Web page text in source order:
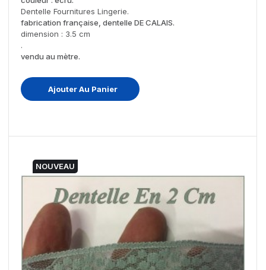
Dentelle Fournitures Lingerie.
fabrication française, dentelle DE CALAIS.
dimension : 3.5 cm
.
vendu au mètre.
Ajouter Au Panier
NOUVEAU